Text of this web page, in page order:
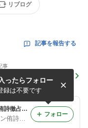
リブログ
記事を報告する
事
ヴェントに出演してき
！
大阪梅田プライベート占いサロン侑詩徹占のブログ
🌑完全プライベート🌓占いサロン侑詩徹占🌕
ったらフォロー
録は不要です
フォロー